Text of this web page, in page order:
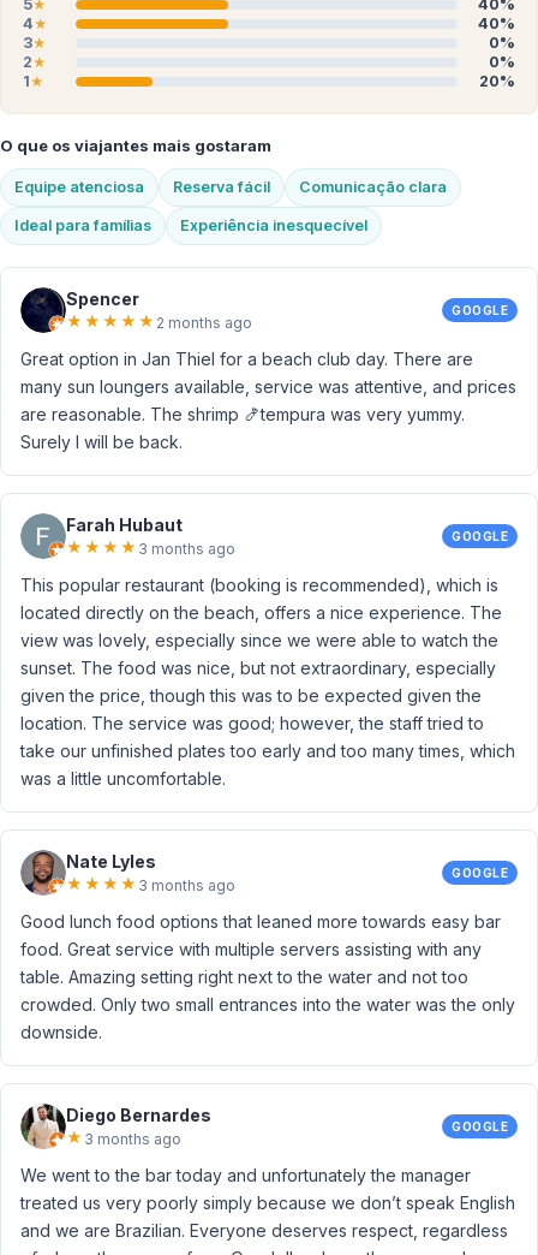
5★
40%
4★
40%
3★
0%
2★
0%
1★ 20%
O que os viajantes mais gostaram
Equipe atenciosa Reserva fácil Comunicação clara
Ideal para famílias Experiência inesquecível
Spencer
★ ★ ★ ★ ★ 2 months ago
GOOGLE
Great option in Jan Thiel for a beach club day. There are
many sun loungers available, service was attentive, and prices
are reasonable. The shrimp 🍤tempura was very yummy.
Surely I will be back.
Farah Hubaut
★ ★ ★ ★ 3 months ago
GOOGLE
This popular restaurant (booking is recommended), which is
located directly on the beach, offers a nice experience. The
view was lovely, especially since we were able to watch the
sunset. The food was nice, but not extraordinary, especially
given the price, though this was to be expected given the
location. The service was good; however, the staff tried to
take our unfinished plates too early and too many times, which
was a little uncomfortable.
Nate Lyles
★ ★ ★ ★ 3 months ago
GOOGLE
Good lunch food options that leaned more towards easy bar
food. Great service with multiple servers assisting with any
table. Amazing setting right next to the water and not too
crowded. Only two small entrances into the water was the only
downside.
Diego Bernardes
★ 3 months ago
GOOGLE
We went to the bar today and unfortunately the manager
treated us very poorly simply because we don’t speak English
and we are Brazilian. Everyone deserves respect, regardless